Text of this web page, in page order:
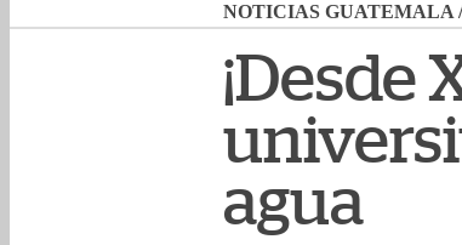
NOTICIAS GUATEMALA
¡Desde
agua